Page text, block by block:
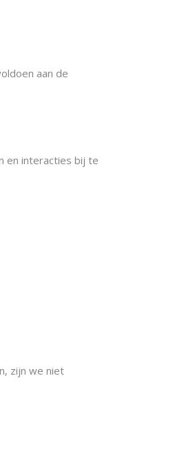
aan de
en interacties bij te
zijn we niet